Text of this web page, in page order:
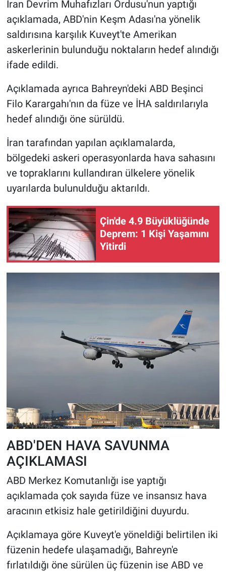
İran Devrim Muhafızları Ordusu'nun yaptığı
açıklamada, ABD'nin Keşm Adası'na yönelik
saldırısına karşılık Kuveyt'te Amerikan
askerlerinin bulunduğu noktaların hedef alındığı
ifade edildi.
Açıklamada ayrıca Bahreyn'deki ABD Beşinci
Filo Karargahı'nın da füze ve İHA saldırılarıyla
hedef alındığı öne sürüldü.
İran tarafından yapılan açıklamalarda,
bölgedeki askeri operasyonlarda hava sahasını
ve topraklarını kullandıran ülkelere yönelik
uyarılarda bulunulduğu aktarıldı.
Çin'de 4.9 Büyüklüğünde
Deprem: 1 Kişi Yaşamını
Yitirdi
ABD'DEN HAVA SAVUNMA
AÇIKLAMASI
ABD Merkez Komutanlığı ise yaptığı
açıklamada çok sayıda füze ve insansız hava
aracının etkisiz hale getirildiğini duyurdu.
Açıklamaya göre Kuveyt'e yöneldiği belirtilen iki
füzenin hedefe ulaşamadığı, Bahreyn'e
fırlatıldığı öne sürülen üç füzenin ise ABD ve